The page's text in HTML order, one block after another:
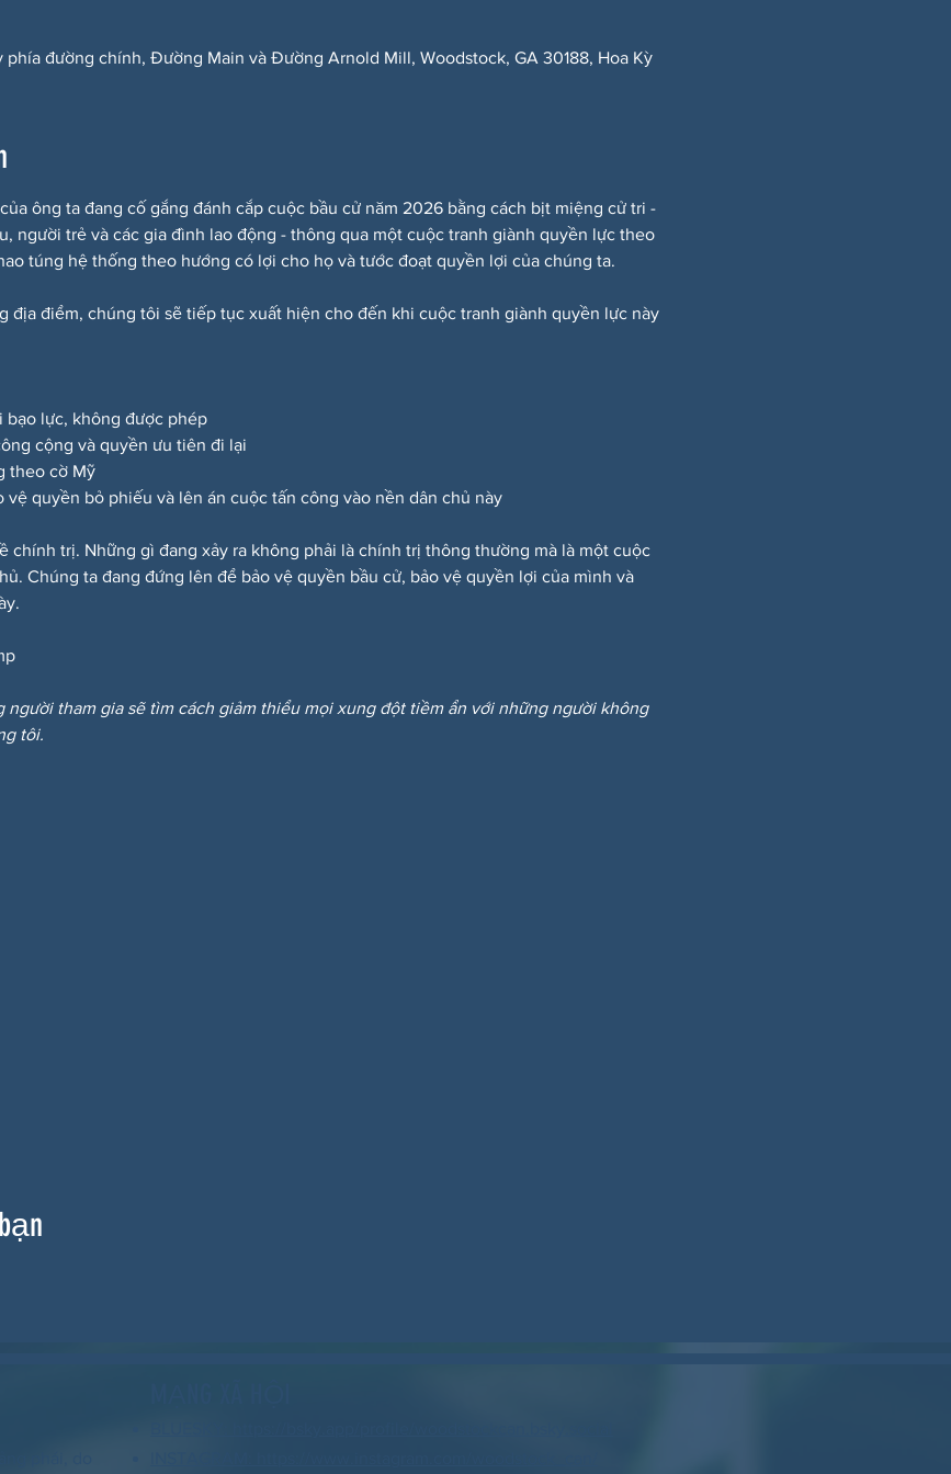
đường chính, Đường Main và Đường Arnold Mill, Woodstock, GA 30188, Hoa Kỳ
ông ta đang cố gắng đánh cắp cuộc bầu cử năm 2026 bằng cách bịt miệng cử tri -
người trẻ và các gia đình lao động - thông qua một cuộc tranh giành quyền lực theo
túng hệ thống theo hướng có lợi cho họ và tước đoạt quyền lợi của chúng ta.
địa điểm, chúng tôi sẽ tiếp tục xuất hiện cho đến khi cuộc tranh giành quyền lực này
bạo lực, không được phép
cộng và quyền ưu tiên đi lại
theo cờ Mỹ
vệ quyền bỏ phiếu và lên án cuộc tấn công vào nền dân chủ này
chính trị. Những gì đang xảy ra không phải là chính trị thông thường mà là một cuộc
Chúng ta đang đứng lên để bảo vệ quyền bầu cử, bảo vệ quyền lợi của mình và
người tham gia sẽ tìm cách giảm thiểu mọi xung đột tiềm ẩn với những người không
tôi.